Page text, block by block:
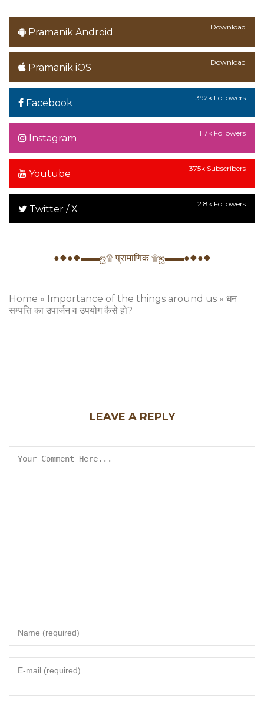
Pramanik Android Download
Pramanik iOS Download
Facebook 392k Followers
Instagram 117k Followers
Youtube 375k Subscribers
Twitter / X 2.8k Followers
●◆●◆▬▬ஜ۩ प्रामाणिक ۩ஜ▬▬●◆●◆
Home » Importance of the things around us » धन
सम्पत्ति का उपार्जन व उपयोग कैसे हो?
LEAVE A REPLY